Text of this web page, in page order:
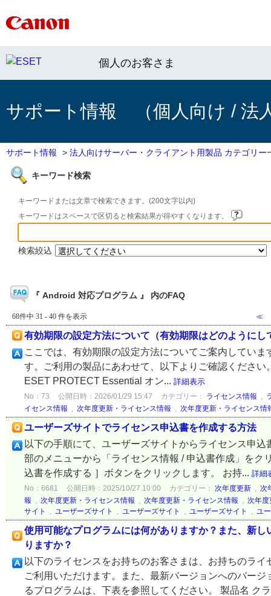
個人のお客さま
サポート情報 （個人向け / 法
サポート情報 > 法人向けサーバー・クライアント用製品 カテゴリー
キーワード検索
キーワードまたは文章で検索できます。(200文字以内)
キーワードはスペースで区切ると検索結果が得やすくなります。
検索絞込
『 Android 対応プログラム 』 内のFAQ
68件中 31 - 40 件を表示 ≪
有効期限の設定方法について（有効期限はどのようにし
ここでは、有効期限の設定方法についてご案内してい
す。ご利用の製品にあわせて、以下よりご確認くださ
ESET PROTECT Essential オン... 詳細表示
No：73 公開日時：2026/01/29 15:47 カテゴリー： ライセンス情報 ,
イセンス情報 , 次年度更新・ライセンス情報 , 次年度更新・ライセンス情
ユーザーズサイトでライセンス申込書を作成する方法
以下の手順にて、ユーザーズサイトからライセンス申
部のメニューから「ライセンス情報 / 申込書作成」を
込書を作成する ］ボタンをクリックします。 お持... 詳細
No：6681 公開日時：2025/10/27 10:00 カテゴリー： 次年度更新 , 次
報 , 次年度更新・ライセンス情報 , 次年度更新・ライセンス情報 , 次年
サイト
, ユーザーズサイト , ユーザーズサイト , ユーザーズサイト , ユ
使用可能なプログラムには何がありますか？また、新
りますか？
以下のライセンスをお持ちのお客さまは、お持ちのラ
ご利用いただけます。また、最新バージョンへのバー
るプログラムは、下表を参照してください。 製品名 ク